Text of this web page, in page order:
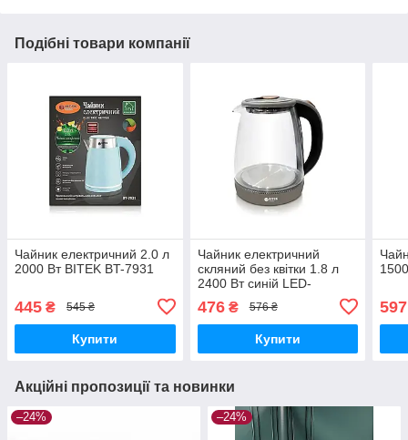
Подібні товари компанії
Чайник електричний 2.0 л
2000 Вт BITEK BT-7931
445 ₴ 545 ₴
Купити
Чайник електричний
скляний без квітки 1.8 л
2400 Вт синій LED-
підсвітка BITEK BT-3110
476₴ 576 ₴
Купити
597
Акційні пропозиції та новинки
–24% –24%